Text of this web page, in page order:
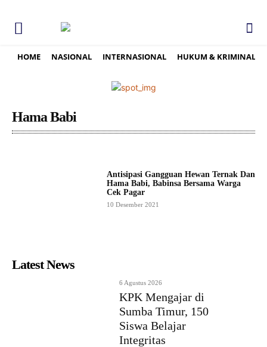
HOME NASIONAL INTERNASIONAL HUKUM & KRIMINAL
Hama Babi
Antisipasi Gangguan Hewan Ternak Dan
Hama Babi, Babinsa Bersama Warga
Cek Pagar
10 Desember 2021
Latest News
6 Agustus 2026
KPK Mengajar di
Sumba Timur, 150
Siswa Belajar
Integritas